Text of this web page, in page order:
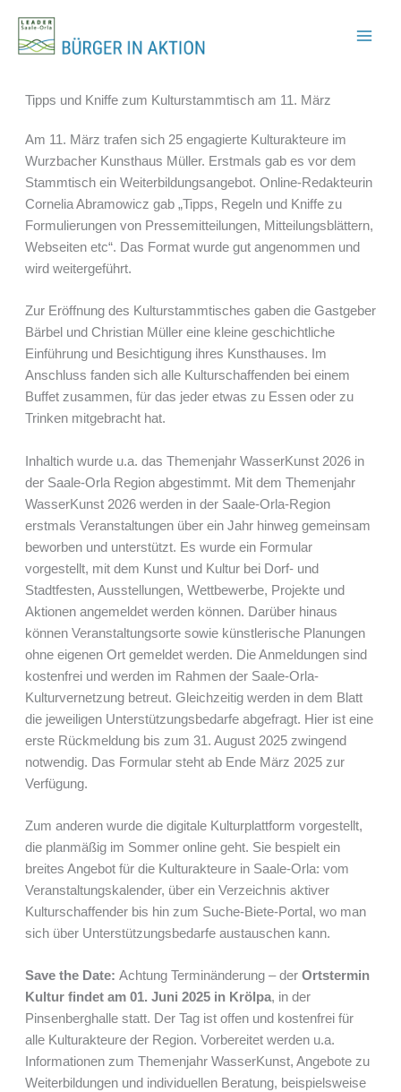
Inhalt
springen
Tipps und Kniffe zum Kulturstammtisch am 11. März
Am 11. März trafen sich 25 engagierte Kulturakteure im
Wurzbacher Kunsthaus Müller. Erstmals gab es vor dem
Stammtisch ein Weiterbildungsangebot. Online-Redakteurin
Cornelia Abramowicz gab „Tipps, Regeln und Kniffe zu
Formulierungen von Pressemitteilungen, Mitteilungsblättern,
Webseiten etc“. Das Format wurde gut angenommen und
wird weitergeführt.
Zur Eröffnung des Kulturstammtisches gaben die Gastgeber
Bärbel und Christian Müller eine kleine geschichtliche
Einführung und Besichtigung ihres Kunsthauses. Im
Anschluss fanden sich alle Kulturschaffenden bei einem
Buffet zusammen, für das jeder etwas zu Essen oder zu
Trinken mitgebracht hat.
Inhaltich wurde u.a. das Themenjahr WasserKunst 2026 in
der Saale-Orla Region abgestimmt. Mit dem Themenjahr
WasserKunst 2026 werden in der Saale-Orla-Region
erstmals Veranstaltungen über ein Jahr hinweg gemeinsam
beworben und unterstützt. Es wurde ein Formular
vorgestellt, mit dem Kunst und Kultur bei Dorf- und
Stadtfesten, Ausstellungen, Wettbewerbe, Projekte und
Aktionen angemeldet werden können. Darüber hinaus
können Veranstaltungsorte sowie künstlerische Planungen
ohne eigenen Ort gemeldet werden. Die Anmeldungen sind
kostenfrei und werden im Rahmen der Saale-Orla-
Kulturvernetzung betreut. Gleichzeitig werden in dem Blatt
die jeweiligen Unterstützungsbedarfe abgefragt. Hier ist eine
erste Rückmeldung bis zum 31. August 2025 zwingend
notwendig. Das Formular steht ab Ende März 2025 zur
Verfügung.
Zum anderen wurde die digitale Kulturplattform vorgestellt,
die planmäßig im Sommer online geht. Sie bespielt ein
breites Angebot für die Kulturakteure in Saale-Orla: vom
Veranstaltungskalender, über ein Verzeichnis aktiver
Kulturschaffender bis hin zum Suche-Biete-Portal, wo man
sich über Unterstützungsbedarfe austauschen kann.
Save the Date: Achtung Terminänderung – der Ortstermin
Kultur findet am 01. Juni 2025 in Krölpa, in der
Pinsenberghalle statt. Der Tag ist offen und kostenfrei für
alle Kulturakteure der Region. Vorbereitet werden u.a.
Informationen zum Themenjahr WasserKunst, Angebote zu
Weiterbildungen und individuellen Beratung, beispielsweise